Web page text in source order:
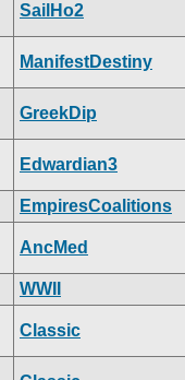
SailHo2
ManifestDestiny
GreekDip
Edwardian3
EmpiresCoalitions
AncMed
WWII
Classic